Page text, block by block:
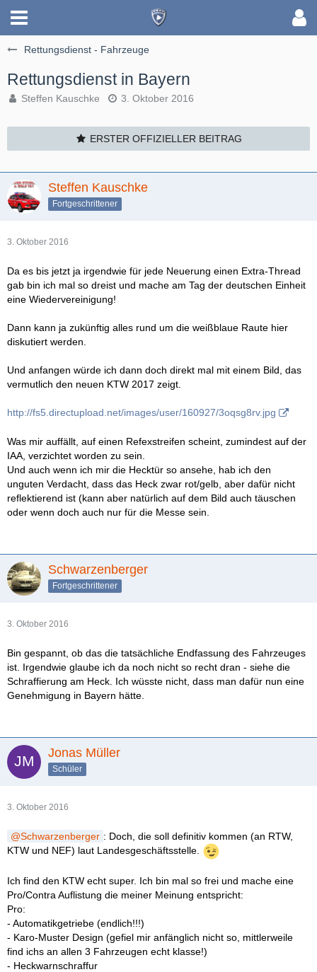
Rettungsdienst - Fahrzeuge
Rettungsdienst in Bayern
Steffen Kauschke 3. Oktober 2016
ERSTER OFFIZIELLER BEITRAG
Steffen Kauschke
Fortgeschrittener
3. Oktober 2016
Da es bis jetzt ja irgendwie für jede Neuerung einen Extra-Thread
gab bin ich mal so dreist und mache am Tag der deutschen Einheit
eine Wiedervereinigung!
Dann kann ja zukünftig alles rund um die weißblaue Raute hier
diskutiert werden.
Und anfangen würde ich dann doch direkt mal mit einem Bild, das
vermutlich den neuen KTW 2017 zeigt.
http://fs5.directupload.net/images/user/160927/3oqsg8rv.jpg
Was mir auffällt, auf einen Refexstreifen scheint, zumindest auf der
IAA, verzichtet worden zu sein.
Und auch wenn ich mir die Hecktür so ansehe, hab ich den
unguten Verdacht, dass das Heck zwar rot/gelb, aber dafür nicht
reflektierend ist (kann aber natürlich auf dem Bild auch täuschen
oder wenn doch auch nur für die Messe sein.
Schwarzenberger
Fortgeschrittener
3. Oktober 2016
Bin gespannt, ob das die tatsächliche Endfassung des Fahrzeuges
ist. Irgendwie glaube ich da noch nicht so recht dran - siehe die
Schraffierung am Heck. Ich wüsste nicht, dass man dafür nun eine
Genehmigung in Bayern hätte.
Jonas Müller
Schüler
3. Oktober 2016
Schwarzenberger : Doch, die soll definitiv kommen (an RTW,
KTW und NEF) laut Landesgeschäftsstelle.
Ich find den KTW echt super. Ich bin mal so frei und mache eine
Pro/Contra Auflistung die meiner Meinung entspricht:
Pro:
- Automatikgetriebe (endlich!!!)
- Karo-Muster Design (gefiel mir anfänglich nicht so, mittlerweile
find ichs an allen 3 Fahrzeugen echt klasse!)
- Heckwarnschraffur